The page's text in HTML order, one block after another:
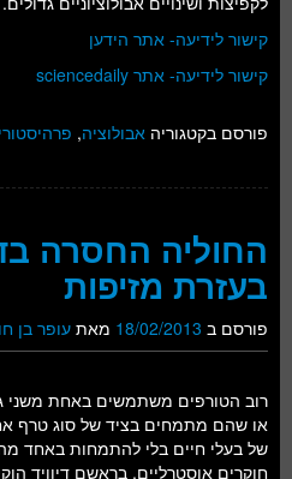
קישור לידיעה- אתר הידען
קישור לידיעה- אתר sciencedaily
פורסם בקטגוריה אבולוציה,
החוליה החסרה
בעזרת מזיפות
פורסם ב 18/02/2013 מאת עופר בן
רוב הטורפים משתמשים באחת משני
או שהם מתמחים בציד של סוג טרף
של בעלי חיים בלי להתמחות באחד
חוקרים אוסטרליים, בראשם דיוויד